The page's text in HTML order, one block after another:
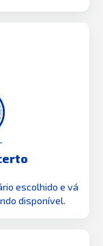
escolhido e vá
disponível.